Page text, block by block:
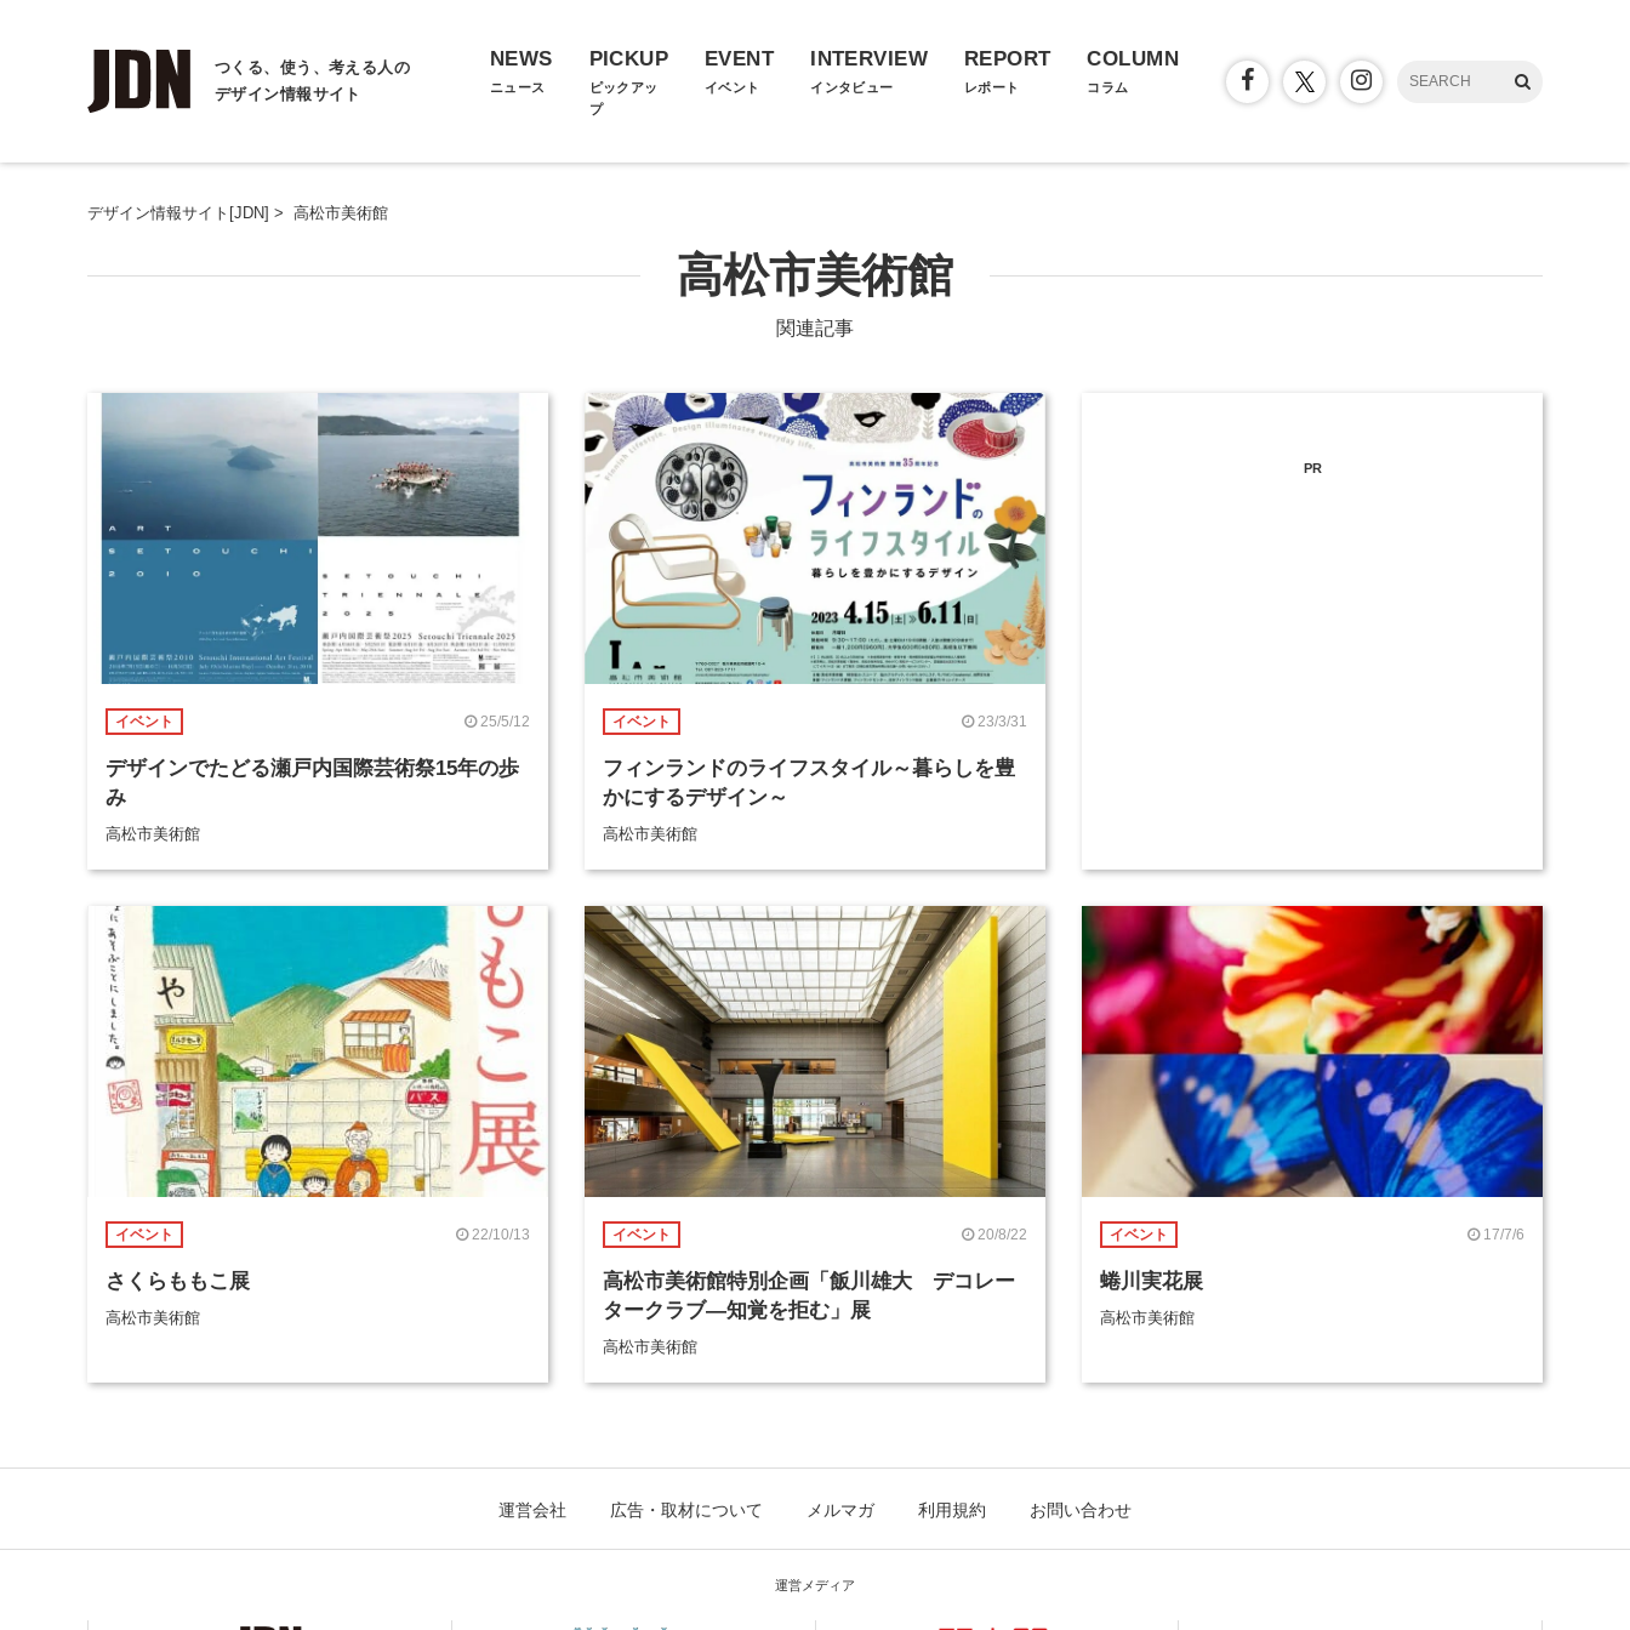
つくる、使う、考える人の
デザイン情報サイト
NEWS
ニュース
PICKUP
ピックアッ
プ
EVENT
イベント
INTERVIEW
インタビュー
REPORT
レポート
COLUMN
コラム
デザイン情報サイト[JDN] > 高松市美術館
高松市美術館
関連記事
イベント 25/5/12
デザインでたどる瀬戸内国際芸術祭15年の歩
み
高松市美術館
イベント 23/3/31
フィンランドのライフスタイル～暮らしを豊
かにするデザイン～
高松市美術館
PR
イベント 22/10/13
さくらももこ展
高松市美術館
イベント 20/8/22
高松市美術館特別企画「飯川雄大 デコレー
タークラブ―知覚を拒む」展
高松市美術館
イベント 17/7/6
蜷川実花展
高松市美術館
運営会社 広告・取材について メルマガ 利用規約 お問い合わせ
運営メディア